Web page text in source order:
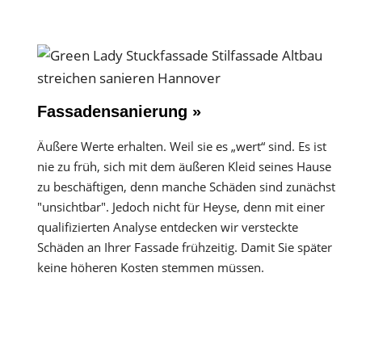
Fassadensanierung »
Äußere Werte erhalten. Weil sie es „wert“ sind. Es ist
nie zu früh, sich mit dem äußeren Kleid seines Hause
zu beschäftigen, denn manche Schäden sind zunächst
"unsichtbar". Jedoch nicht für Heyse, denn mit einer
qualifizierten Analyse entdecken wir versteckte
Schäden an Ihrer Fassade frühzeitig. Damit Sie später
keine höheren Kosten stemmen müssen.